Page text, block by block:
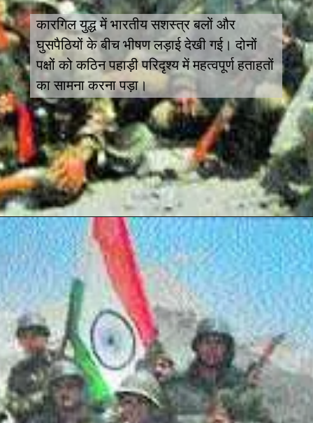
कारगिल युद्ध में भारतीय सशस्त्र बलों और
घुसपैठियों के बीच भीषण लड़ाई देखी गई। दोनों
पक्षों को कठिन पहाड़ी परिदृश्य में महत्वपूर्ण हताहतों
का सामना करना पड़ा।